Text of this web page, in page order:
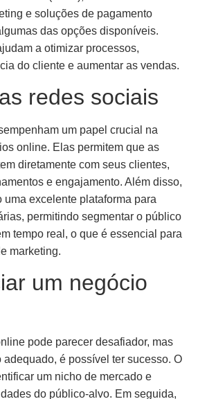
e soluções de pagamento
das opções disponíveis.
a otimizar processos,
do cliente e aumentar as vendas.
redes sociais
um papel crucial na
online. Elas permitem que as
diretamente com seus clientes,
e engajamento. Além disso,
uma excelente plataforma para
permitindo segmentar o público
tempo real, o que é essencial para
marketing.
um negócio
pode parecer desafiador, mas
é possível ter sucesso. O
um nicho de mercado e
do público-alvo. Em seguida,